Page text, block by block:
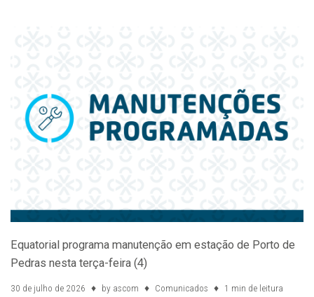
Equatorial programa manutenção em estação de Porto de
Pedras nesta terça-feira (4)
30 de julho de 2026 by ascom Comunicados 1 min de leitura